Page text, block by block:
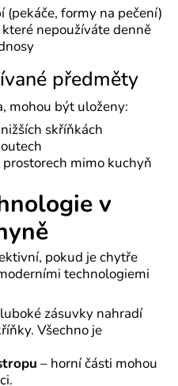
(pekáče, formy na pečení)
nepoužíváte denně
předměty
mohou být uloženy:
skříňkách
mimo kuchyň
v
pokud je chytře
technologiemi
zásuvky nahradí
Všechno je
– horní části mohou